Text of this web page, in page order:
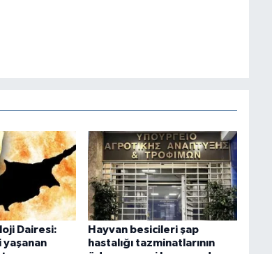
Dairesi:
yaşanan
Hayvan besicileri şap
hastalığı tazminatlarının